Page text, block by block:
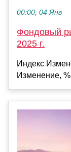
00:00, 04 Янв
Фондовый
2025 г.
Индекс
Изменение,